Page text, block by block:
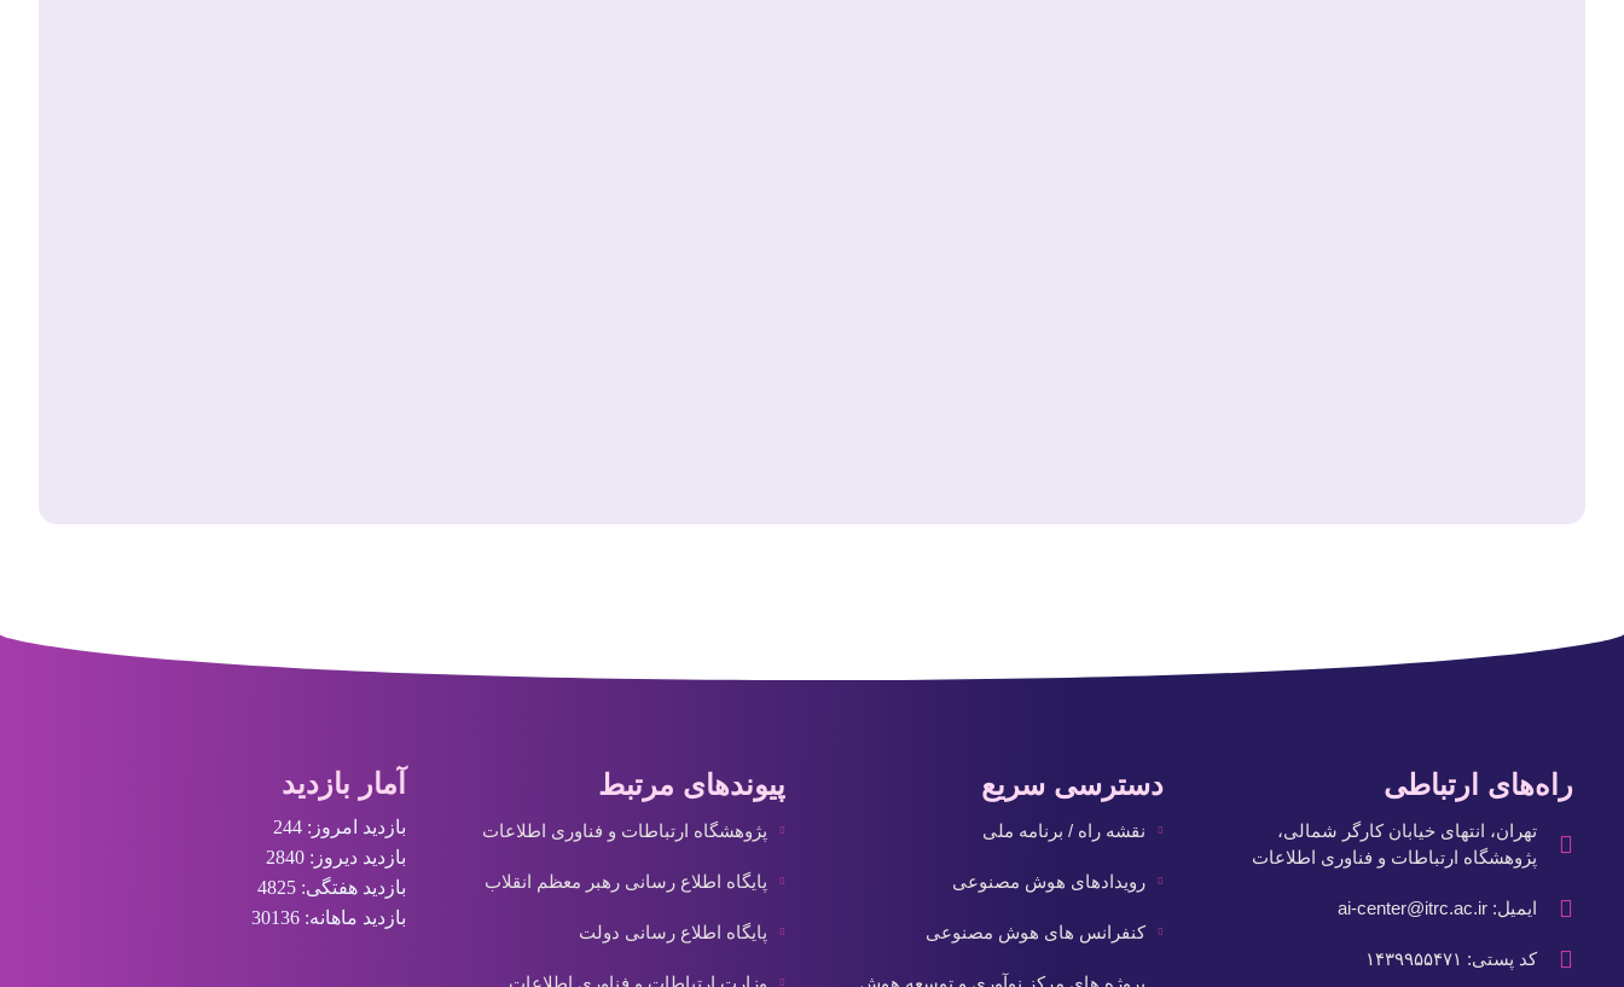
راه‌های ارتباطی
تهران، انتهای خیابان کارگر شمالی،
پژوهشگاه ارتباطات و فناوری اطلاعات
ایمیل: ai-center@itrc.ac.ir
کد پستی: ۱۴۳۹۹۵۵۴۷۱
دسترسی سریع
نقشه راه / برنامه ملی
رویدادهای هوش مصنوعی
کنفرانس های هوش مصنوعی
پیوندهای مرتبط
پژوهشگاه ارتباطات و فناوری اطلاعات
پایگاه اطلاع رسانی رهبر معظم انقلاب
پایگاه اطلاع رسانی دولت
آمار بازدید
بازدید امروز: 244
بازدید دیروز: 2840
بازدید هفتگی: 4825
بازدید ماهانه: 30136